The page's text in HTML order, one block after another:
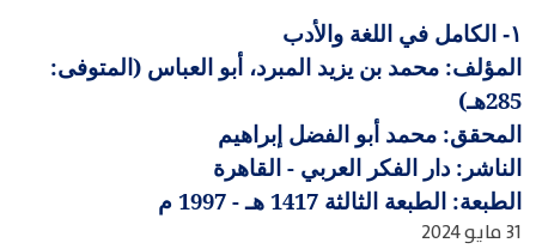
١-
الكامل في اللغة والأدب
المؤلف: محمد بن يزيد المبرد، أبو العباس (المتوفى:
285هـ)
المحقق: محمد أبو الفضل إبراهيم
الناشر: دار الفكر العربي - القاهرة
الطبعة: الطبعة الثالثة 1417 هـ - 1997 م
31 مايو 2024